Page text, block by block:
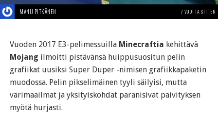
MANU PITKÄNEN 7 VUOTTA SITTEN
Vuoden 2017 E3-pelimessuilla Minecraftia kehittävä
Mojang ilmoitti pistävänsä huippusuositun pelin
grafiikat uusiksi Super Duper -nimisen grafiikkapaketin
muodossa. Pelin pikselimäinen tyyli säilyisi, mutta
värimaailmat ja yksityiskohdat paranisivat päivityksen
myötä hurjasti.